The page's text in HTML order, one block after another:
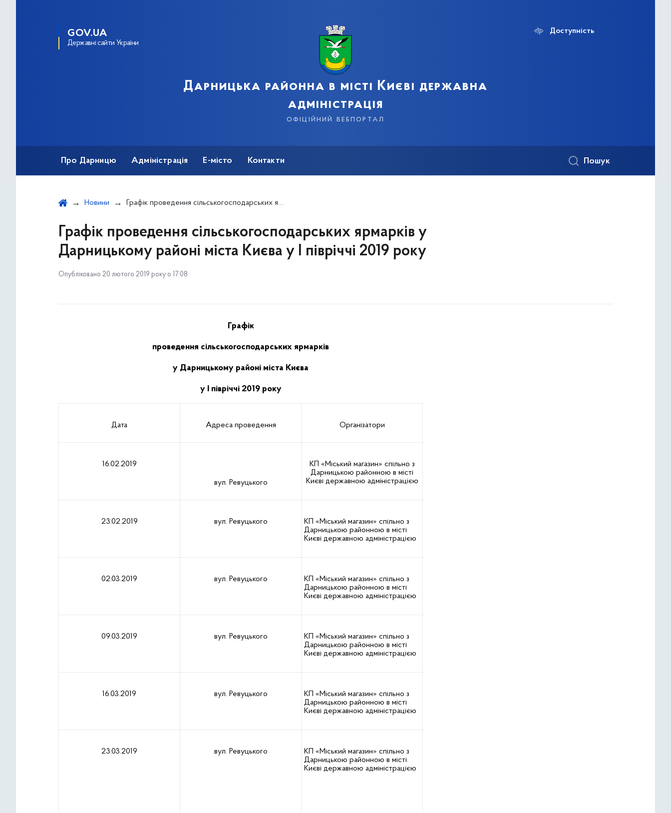
GOV.UA
Державні сайти України
Дарницька районна в місті Києві державна
адміністрація
офіційний вебпортал
Доступність
Про Дарницю Адміністрація Е-місто Контакти Пошук
Новини Графік проведення сільськогосподарських ярмарків у Дарницькому районі міста Києва у І півріччі 2019 року
Графік проведення сільськогосподарських ярмарків у
Дарницькому районі міста Києва у І півріччі 2019 року
Опубліковано 20 лютого 2019 року о 17:08
Графік
проведення сільськогосподарських ярмарків
у Дарницькому районі міста Києва
у І півріччі 2019 року
Дата Адреса проведення Організатори
16.02.2019
вул. Ревуцького
КП «Міський магазин» спільно з
Дарницькою районною в місті
Києві державною адміністрацією
23.02.2019 вул. Ревуцького
КП «Міський магазин» спільно з
Дарницькою районною в місті
Києві державною адміністрацією
02.03.2019 вул. Ревуцького
КП «Міський магазин» спільно з
Дарницькою районною в місті
Києві державною адміністрацією
09.03.2019 вул. Ревуцького
КП «Міський магазин» спільно з
Дарницькою районною в місті
Києві державною адміністрацією
16.03.2019 вул. Ревуцького
КП «Міський магазин» спільно з
Дарницькою районною в місті
Києві державною адміністрацією
23.03.2019 вул. Ревуцького
КП «Міський магазин» спільно з
Дарницькою районною в місті
Києві державною адміністрацією